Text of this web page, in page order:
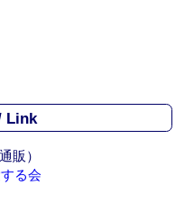
Link
通販）
る会